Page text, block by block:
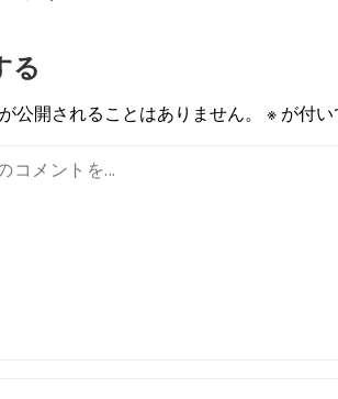
る
公開されることはありません。 ※ が付